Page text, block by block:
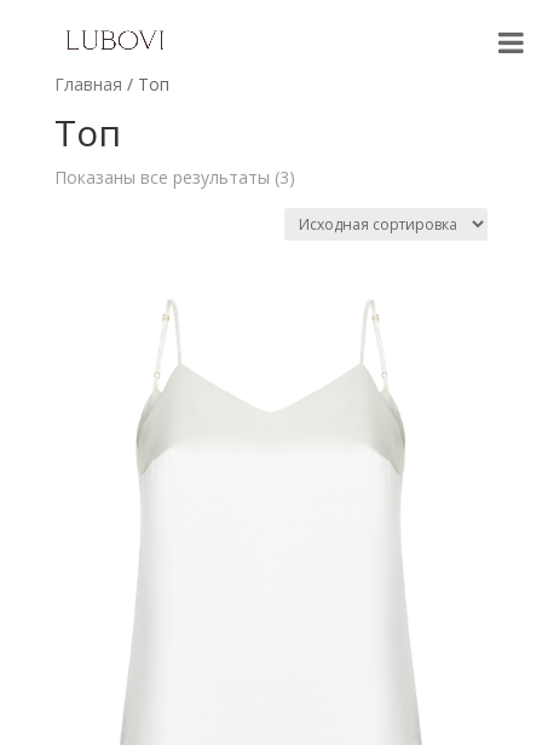
Главная / Топ
Топ
Показаны все результаты (3)